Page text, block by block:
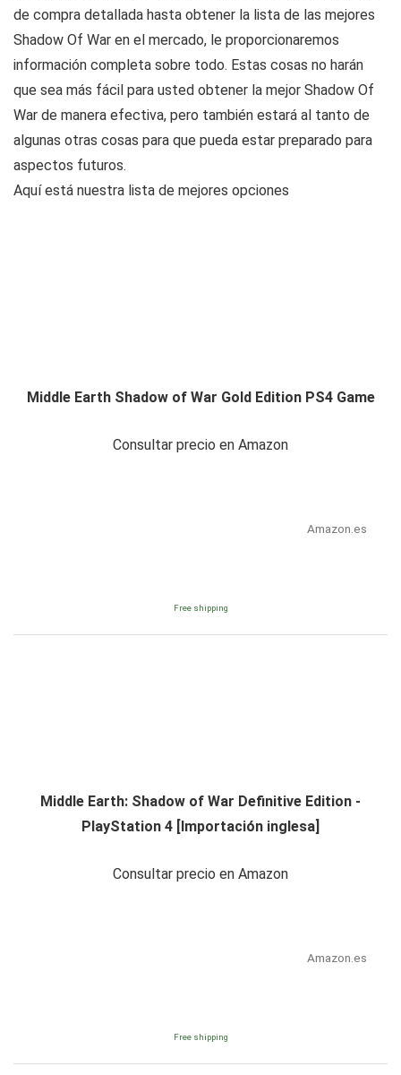
de compra detallada hasta obtener la lista de las mejores
Shadow Of War en el mercado, le proporcionaremos
información completa sobre todo. Estas cosas no harán
que sea más fácil para usted obtener la mejor Shadow Of
War de manera efectiva, pero también estará al tanto de
algunas otras cosas para que pueda estar preparado para
aspectos futuros.
Aquí está nuestra lista de mejores opciones
Middle Earth Shadow of War Gold Edition PS4 Game
Consultar precio en Amazon
Amazon.es
Free shipping
Middle Earth: Shadow of War Definitive Edition -
PlayStation 4 [Importación inglesa]
Consultar precio en Amazon
Amazon.es
Free shipping